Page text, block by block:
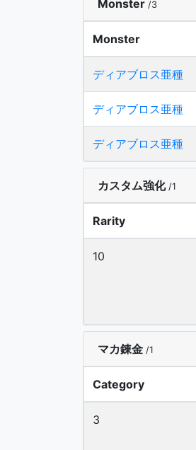
Monster /3
Monster
ディアブロス亜種
ディアブロス亜種
ディアブロス亜種
カスタム強化 /1
Rarity
10
マカ錬金 /1
Category
3